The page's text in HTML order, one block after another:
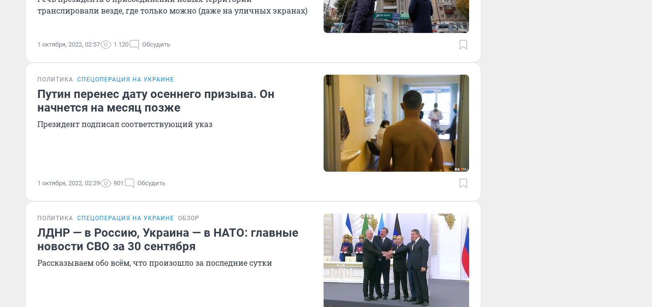
транслировали везде, где только можно (даже на уличных экранах)
1 октября, 2022, 02:57 1 120 Обсудить
ПОЛИТИКА СПЕЦОПЕРАЦИЯ НА УКРАИНЕ
Путин перенес дату осеннего призыва. Он
начнется на месяц позже
Президент подписал соответствующий указ
1 октября, 2022, 02:29 901 Обсудить
ПОЛИТИКА СПЕЦОПЕРАЦИЯ НА УКРАИНЕ ОБЗОР
ЛДНР — в Россию, Украина — в НАТО: главные
новости СВО за 30 сентября
Рассказываем обо всём, что произошло за последние сутки